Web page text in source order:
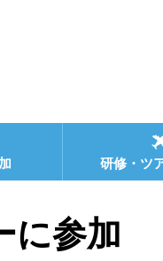
研修・ツ
に参加